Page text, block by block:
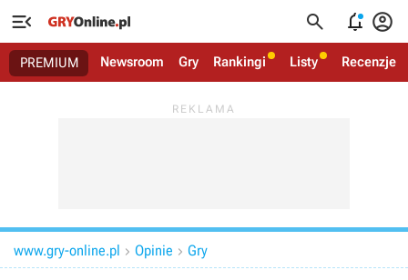
   
PREMIUM Newsroom Gry Rankingi Listy Recenzje
www.gry-online.pl  Opinie  Gry